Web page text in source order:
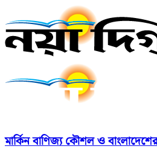
মার্কিন বাণিজ্য কৌশল ও বাংলাদেশের